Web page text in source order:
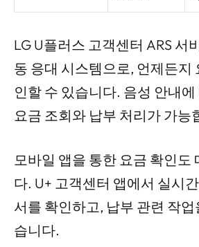
LG U플러스 고객센터 ARS 서
동 응대 시스템으로, 언제든지
인할 수 있습니다. 음성 안내
요금 조회와 납부 처리가 가능
모바일 앱을 통한 요금 확인도
다. U+ 고객센터 앱에서 실시
서를 확인하고, 납부 관련 작업
습니다.